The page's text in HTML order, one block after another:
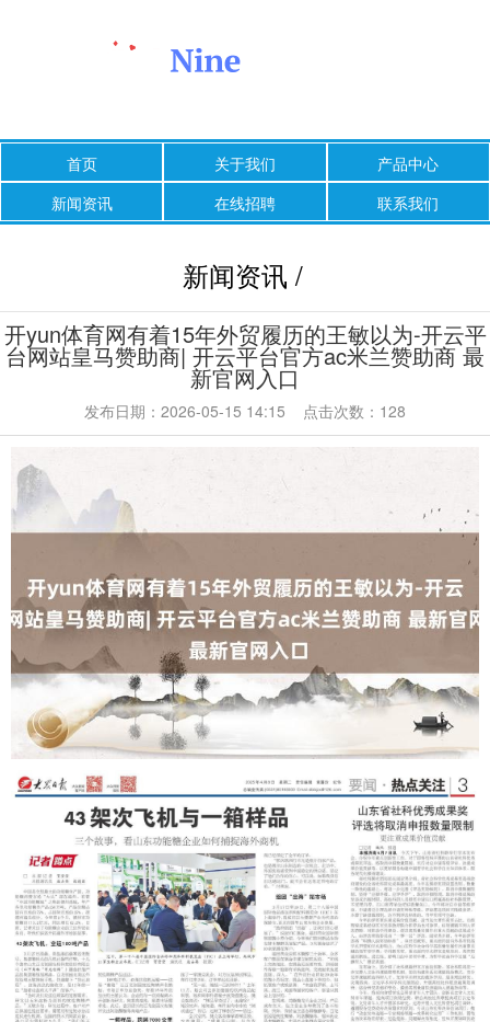
首页 关于我们
产品中心
新闻资讯
在线招聘 联系我们
新闻资讯 /
开yun体育网有着15年外贸履历的王敏以为-开云平
台网站皇马赞助商| 开云平台官方ac米兰赞助商 最
新官网入口
发布日期：2026-05-15 14:15 点击次数：128